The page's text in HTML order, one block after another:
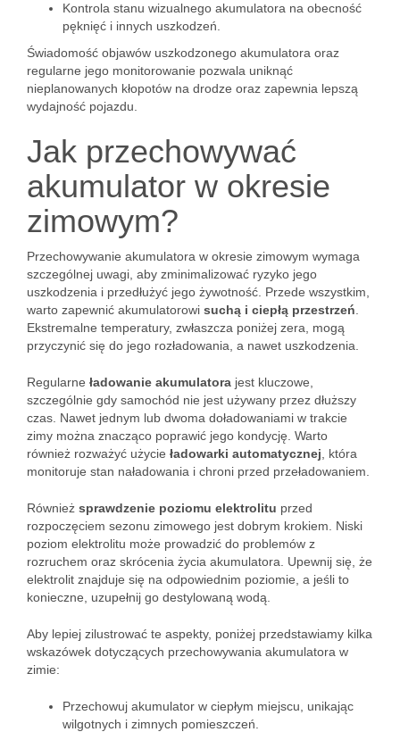
Kontrola stanu wizualnego akumulatora na obecność
pęknięć i innych uszkodzeń.
Świadomość objawów uszkodzonego akumulatora oraz
regularne jego monitorowanie pozwala uniknąć
nieplanowanych kłopotów na drodze oraz zapewnia lepszą
wydajność pojazdu.
Jak przechowywać
akumulator w okresie
zimowym?
Przechowywanie akumulatora w okresie zimowym wymaga
szczególnej uwagi, aby zminimalizować ryzyko jego
uszkodzenia i przedłużyć jego żywotność. Przede wszystkim,
warto zapewnić akumulatorowi suchą i ciepłą przestrzeń
Ekstremalne temperatury, zwłaszcza poniżej zera, mogą
przyczynić się do jego rozładowania, a nawet uszkodzenia.
Regularne ładowanie akumulatora jest kluczowe,
szczególnie gdy samochód nie jest używany przez dłuższy
czas. Nawet jednym lub dwoma doładowaniami w trakcie
zimy można znacząco poprawić jego kondycję. Warto
również rozważyć użycie ładowarki automatycznej , która
monitoruje stan naładowania i chroni przed przeładowaniem.
Również sprawdzenie poziomu elektrolitu przed
rozpoczęciem sezonu zimowego jest dobrym krokiem. Niski
poziom elektrolitu może prowadzić do problemów z
rozruchem oraz skrócenia życia akumulatora. Upewnij się, że
elektrolit znajduje się na odpowiednim poziomie, a jeśli to
konieczne, uzupełnij go destylowaną wodą.
Aby lepiej zilustrować te aspekty, poniżej przedstawiamy kilka
wskazówek dotyczących przechowywania akumulatora w
zimie:
Przechowuj akumulator w ciepłym miejscu, unikając
wilgotnych i zimnych pomieszczeń.